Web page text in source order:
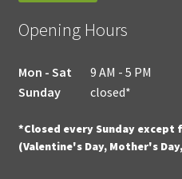
Opening Hours
Mon - Sat
9 AM - 5 PM
Sunday
closed*
*Closed every Sunday except
(Valentine's Day, Mother's